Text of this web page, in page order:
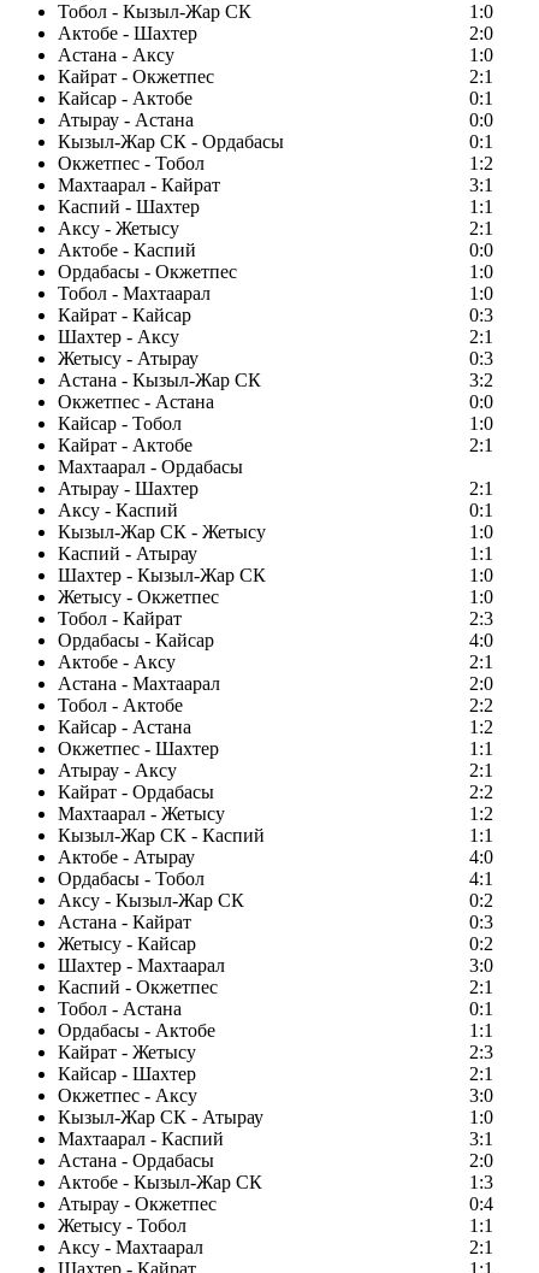
Тобол - Кызыл-Жар СК
1:0
Актобе - Шахтер
2:0
Астана - Аксу
1:0
Кайрат - Окжетпес
2:1
Кайсар - Актобе
0:1
Атырау - Астана
0:0
Кызыл-Жар СК - Ордабасы
0:1
Окжетпес - Тобол
1:2
Махтаарал - Кайрат
3:1
Каспий - Шахтер
1:1
Аксу - Жетысу
2:1
Актобе - Каспий
0:0
Ордабасы - Окжетпес
1:0
Тобол - Махтаарал
1:0
Кайрат - Кайсар
0:3
Шахтер - Аксу
2:1
Жетысу - Атырау
0:3
Астана - Кызыл-Жар СК
3:2
Окжетпес - Астана
0:0
Кайсар - Тобол
1:0
Кайрат - Актобе
2:1
Махтаарал - Ордабасы
Атырау - Шахтер
2:1
Аксу - Каспий
0:1
Кызыл-Жар СК - Жетысу
1:0
Каспий - Атырау
1:1
Шахтер - Кызыл-Жар СК
1:0
Жетысу - Окжетпес
1:0
Тобол - Кайрат
2:3
Ордабасы - Кайсар
4:0
Актобе - Аксу
2:1
Астана - Махтаарал
2:0
Тобол - Актобе
2:2
Кайсар - Астана
1:2
Окжетпес - Шахтер
1:1
Атырау - Аксу
2:1
Кайрат - Ордабасы
2:2
Махтаарал - Жетысу
1:2
Кызыл-Жар СК - Каспий
1:1
Актобе - Атырау
4:0
Ордабасы - Тобол
4:1
Аксу - Кызыл-Жар СК
0:2
Астана - Кайрат
0:3
Жетысу - Кайсар
0:2
Шахтер - Махтаарал
3:0
Каспий - Окжетпес
2:1
Тобол - Астана
0:1
Ордабасы - Актобе
1:1
Кайрат - Жетысу
2:3
Кайсар - Шахтер
2:1
Окжетпес - Аксу
3:0
Кызыл-Жар СК - Атырау
1:0
Махтаарал - Каспий
3:1
Астана - Ордабасы
2:0
Актобе - Кызыл-Жар СК
1:3
Атырау - Окжетпес
0:4
Жетысу - Тобол
1:1
Аксу - Махтаарал
2:1